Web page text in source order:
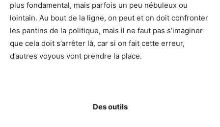
plus fondamental, mais parfois un peu nébuleux ou
lointain. Au bout de la ligne, on peut et on doit confronter
les pantins de la politique, mais il ne faut pas s’imaginer
que cela doit s’arrêter là, car si on fait cette erreur,
d’autres voyous vont prendre la place.
Des outils